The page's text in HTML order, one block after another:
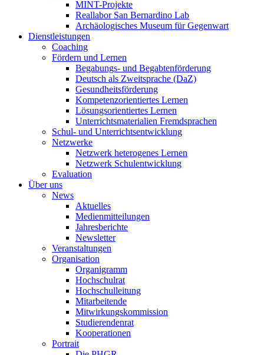
MINT-Projekte
Reallabor San Bernardino Lab
Archäologisches Museum für Gegenwart
Dienstleistungen
Coaching
Fördern und Lernen
Begabungs- und Begabtenförderung
Deutsch als Zweitsprache (DaZ)
Gesundheitsförderung
Kompetenzorientiertes Lernen
Lösungsorientiertes Lernen
Unterrichtsmaterialien Fremdsprachen
Schul- und Unterrichtsentwicklung
Netzwerke
Netzwerk heterogenes Lernen
Netzwerk Schulentwicklung
Evaluation
Über uns
News
Aktuelles
Medienmitteilungen
Jahresberichte
Newsletter
Veranstaltungen
Organisation
Organigramm
Hochschulrat
Hochschulleitung
Mitarbeitende
Mitwirkungskommission
Studierendenrat
Kooperationen
Portrait